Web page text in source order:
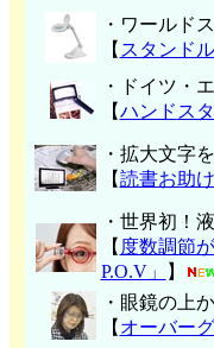
・ワールド
【 スタンド
・ドイツ・
【ハンド ス
・拡大文字
【読書お助
・世界初！
【 度数調節
P.O.V」
】
・眼鏡の上
【 オーバー